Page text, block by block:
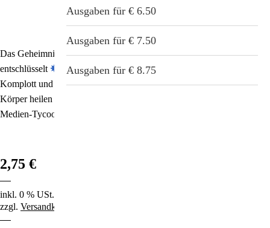
Das Geheimnis des „Neuen Jerusalem“, von einem Meister
entschlüsselt ✵
Die „Neue Weltordnung“ zwischen teuflischem
Komplott und Göttlichem Plan für die Zukunft✵Wie Wasser den
Körper heilen kann
Medien-Tycoon
2,75 €
inkl. 0 % USt.
zzgl. Versandkosten
Stichwortverzeichnis
Aktuell
Abonnement
Geschenkideen
Immunsystemstärkung
St. Helia-Produkte
Fundgrube
ZeitenSchrift-Themenpakete
Ausgaben für € 6.50
Ausgaben für € 7.50
Ausgaben für € 8.75